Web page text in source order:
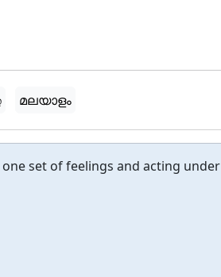
മലയാളം
set of feelings and acting under